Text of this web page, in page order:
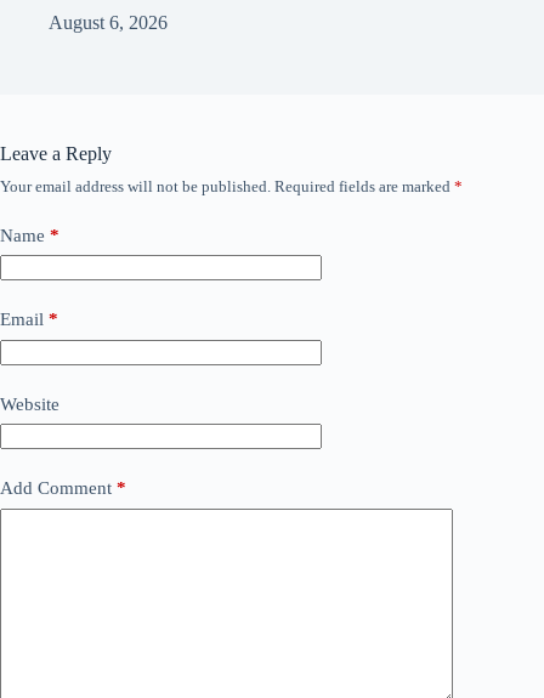
August 6, 2026
Leave a Reply
Your email address will not be published. Required fields are marked *
Name *
Email *
Website
Add Comment *